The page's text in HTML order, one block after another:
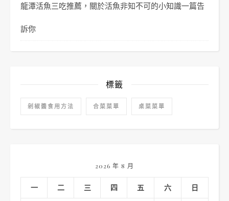
龍潭活魚三吃推薦，關於活魚非知不可的小知識一篇告
訴你
標籤
剁椒醬食用方法 合菜菜單 桌菜菜單
2026 年 8 月
一 二 三 四 五 六 日